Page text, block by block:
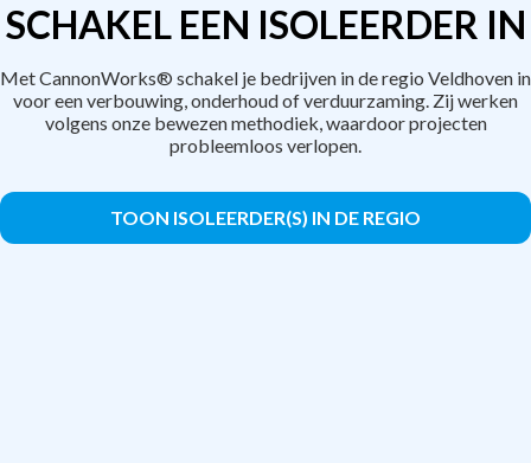
SCHAKEL EEN ISOLEERDER IN
Met CannonWorks® schakel je bedrijven in de regio Veldhoven in
voor een verbouwing, onderhoud of verduurzaming. Zij werken
volgens onze bewezen methodiek, waardoor projecten
probleemloos verlopen.
TOON ISOLEERDER(S) IN DE REGIO